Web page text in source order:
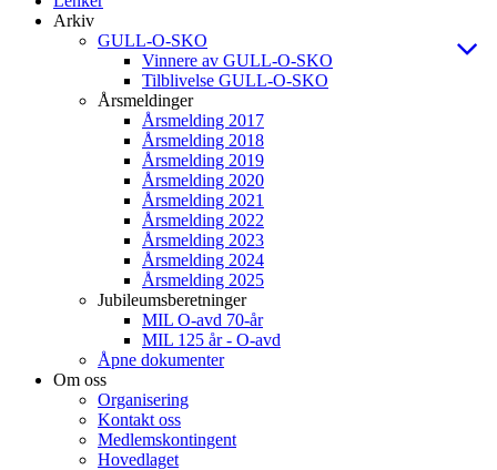
Arkiv
GULL-O-SKO
Vinnere av GULL-O-SKO
Tilblivelse GULL-O-SKO
Årsmeldinger
Årsmelding 2017
Årsmelding 2018
Årsmelding 2019
Årsmelding 2020
Årsmelding 2021
Årsmelding 2022
Årsmelding 2023
Årsmelding 2024
Årsmelding 2025
Jubileumsberetninger
MIL O-avd 70-år
MIL 125 år - O-avd
Åpne dokumenter
Om oss
Organisering
Kontakt oss
Medlemskontingent
Hovedlaget